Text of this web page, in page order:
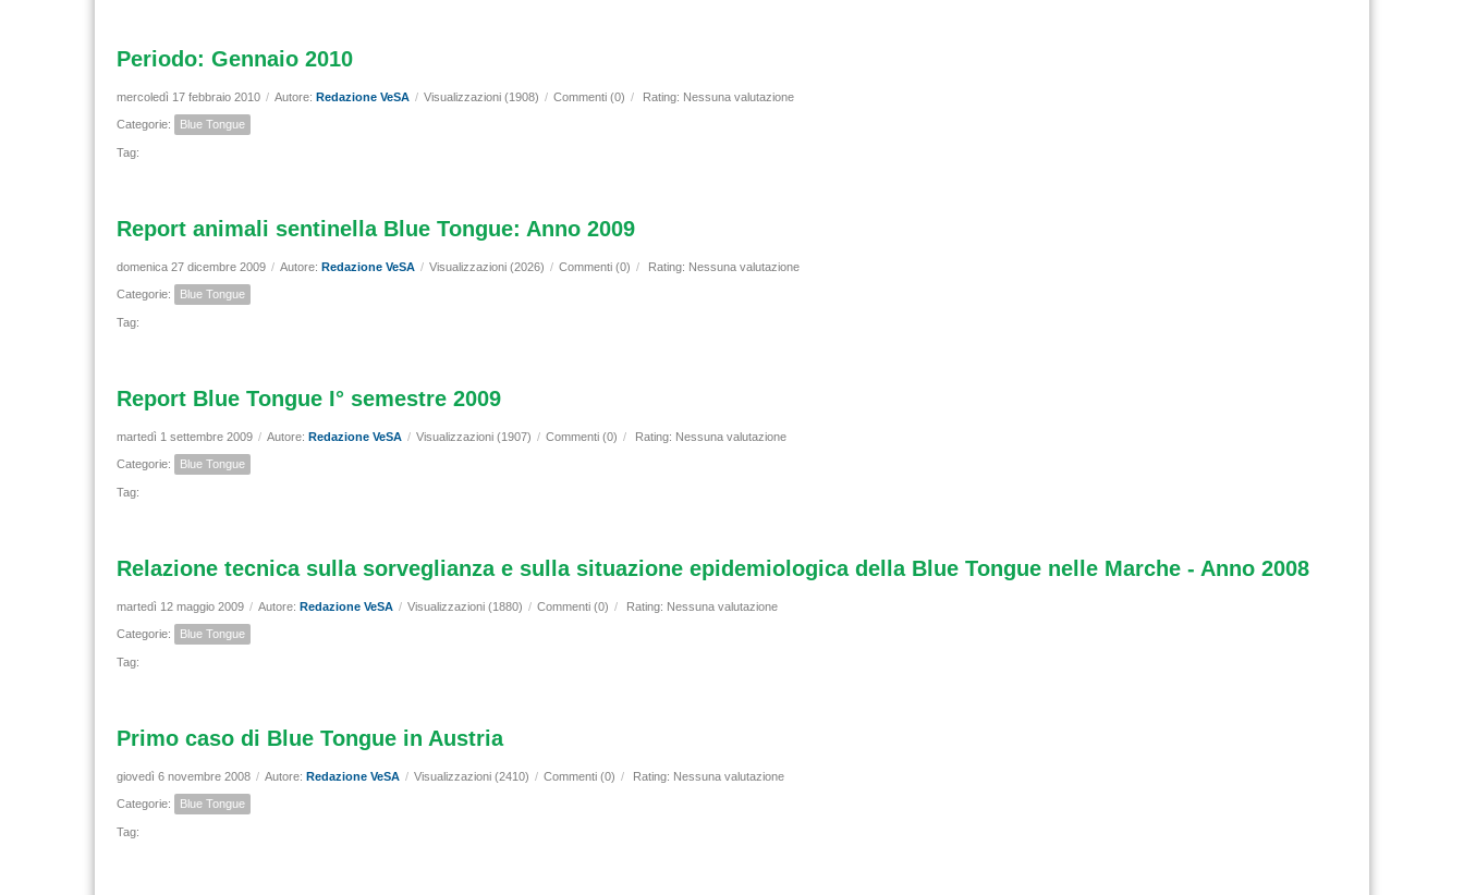
Periodo: Gennaio 2010
mercoledì 17 febbraio 2010 / Autore: Redazione VeSA / Visualizzazioni (1908) / Commenti (0) / Rating: Nessuna valutazione
Categorie: Blue Tongue
Tag:
Report animali sentinella Blue Tongue: Anno 2009
domenica 27 dicembre 2009 / Autore: Redazione VeSA / Visualizzazioni (2026) / Commenti (0) / Rating: Nessuna valutazione
Categorie: Blue Tongue
Tag:
Report Blue Tongue I° semestre 2009
martedì 1 settembre 2009 / Autore: Redazione VeSA / Visualizzazioni (1907) / Commenti (0) / Rating: Nessuna valutazione
Categorie: Blue Tongue
Tag:
Relazione tecnica sulla sorveglianza e sulla situazione epidemiologica della Blue Tongue nelle Marche - Anno 2008
martedì 12 maggio 2009 / Autore: Redazione VeSA / Visualizzazioni (1880) / Commenti (0) / Rating: Nessuna valutazione
Categorie: Blue Tongue
Tag:
Primo caso di Blue Tongue in Austria
giovedì 6 novembre 2008 / Autore: Redazione VeSA / Visualizzazioni (2410) / Commenti (0) / Rating: Nessuna valutazione
Categorie: Blue Tongue
Tag: